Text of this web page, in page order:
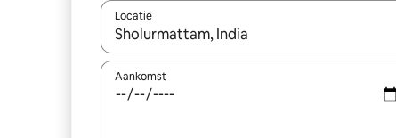
Locatie
Wanneer er suggesties beschikbaar zijn, maak
Aankomst